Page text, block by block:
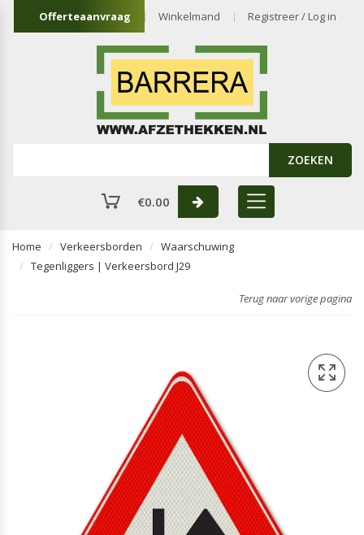
Offerteaanvraag Winkelmand Registreer / Log in
ZOEKEN
€0.00
Home Verkeersborden
Waarschuwing
Tegenliggers | Verkeersbord J29
Terug naar vorige pagina